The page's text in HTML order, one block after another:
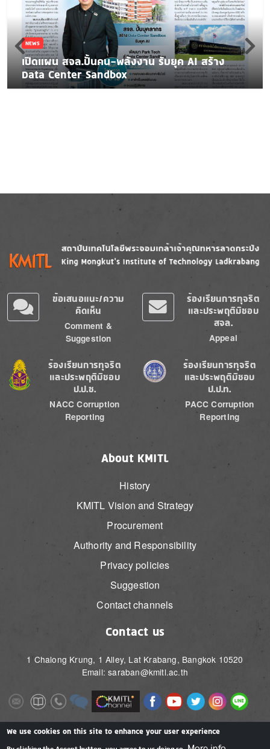
NEWS
เปิดแผน สจล.ปั้นคน-พลังงาน รับยุค AI สร้าง
Data Center Sandbox
Image
ข้อเสนอแนะ/ความ
คิดเห็น
Comment &
Suggestion
ร้องเรียนการทุจริต
และประพฤติมิชอบ
สจล.
Appeal
Image
ร้องเรียนการทุจริต
และประพฤติมิชอบ
ป.ป.ช.
NACC Corruption
Reporting
Image
ร้องเรียนการทุจริต
และประพฤติมิชอบ
ป.ป.ท.
PACC Corruption
Reporting
About KMITL
History
KMITL Vision and Strategy
Procurement
Authority and Responsibility
Privacy policies
Suggestion
Contact channels
Contact us
1 Chalong Krung, 1 Alley, Lat Krabang, Bangkok 10520
Email: saraban@kmitl.ac.th
ImageImageImageImage Image ImageImageImageImageImage
Image Image
We use cookies on this site to enhance your user experience